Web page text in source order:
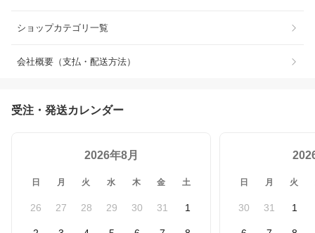
ショップカテゴリ一覧
会社概要（支払・配送方法）
受注・発送カレンダー
2026年8月
日 月 火 水 木 金 土
26 27 28 29 30 31 1
日 月 火
30 31 1